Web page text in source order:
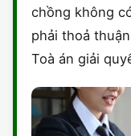
chồng không
phải thoả
Toà án giải